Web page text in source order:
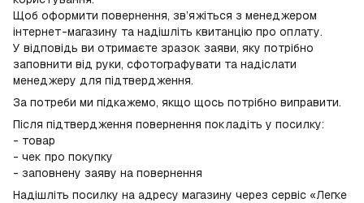
Щоб оформити повернення, зв’яжіться з менеджером
інтернет-магазину та надішліть квитанцію про оплату.
У відповідь ви отримаєте зразок заяви, яку потрібно
заповнити від руки, сфотографувати та надіслати
менеджеру для підтвердження.
За потреби ми підкажемо, якщо щось потрібно виправити.
Після підтвердження повернення покладіть у посилку:
- товар
- чек про покупку
- заповнену заяву на повернення
Надішліть посилку на адресу магазину через сервіс «Легке